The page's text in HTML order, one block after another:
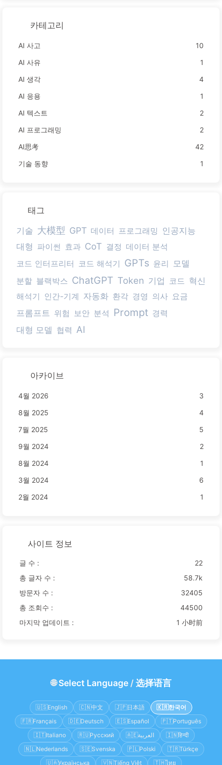
카테고리
AI 사고
10
AI 사유
1
AI 생각
4
AI 응용
1
AI 텍스트
2
AI 프로그래밍
2
AI思考
42
기술 동향
1
태그
기술 大模型 GPT 데이터 프로그래밍 인공지능
대형 파이썬 효과 CoT 결정 데이터 분석
코드 인터프리터 코드 해석기 GPTs 윤리
모델
분할 블랙박스 ChatGPT Token 기업 코드 혁신
해석기 인간-기계 자동화 환각 경영 의사 요금
프롬프트 위험 보안 분석 Prompt 경력
대형 모델 협력 AI
아카이브
4월 2026
3
8월 2025
4
7월 2025
5
9월 2024
2
8월 2024
1
3월 2024
6
2월 2024
1
사이트 정보
글 수 :
22
총 글자 수 :
58.7k
방문자 수 :
32405
총 조회수 :
44500
마지막 업데이트 :
1 小时前
🌐Select Language/ 选择语言
🇺🇸English 🇨🇳中文 🇯🇵日本語 🇰🇷 한국어
🇫🇷Français 🇩🇪Deutsch 🇪🇸Español 🇵🇹Português
🇮🇹Italiano 🇷🇺Русский 🇦🇪العربية 🇮🇳हिन्दी
🇳🇱Nederlands 🇸🇪Svenska 🇵🇱Polski 🇹🇷Türkçe
🇺🇦Українська 🇻🇳Tiếng Việt 🇹🇭ไทย